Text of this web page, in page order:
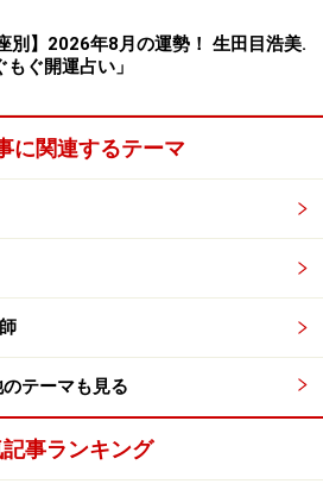
別】2026年8月の運勢！ 生田目浩美.
もぐ開運占い」
に関連するテーマ
テーマも見る
記事ランキング